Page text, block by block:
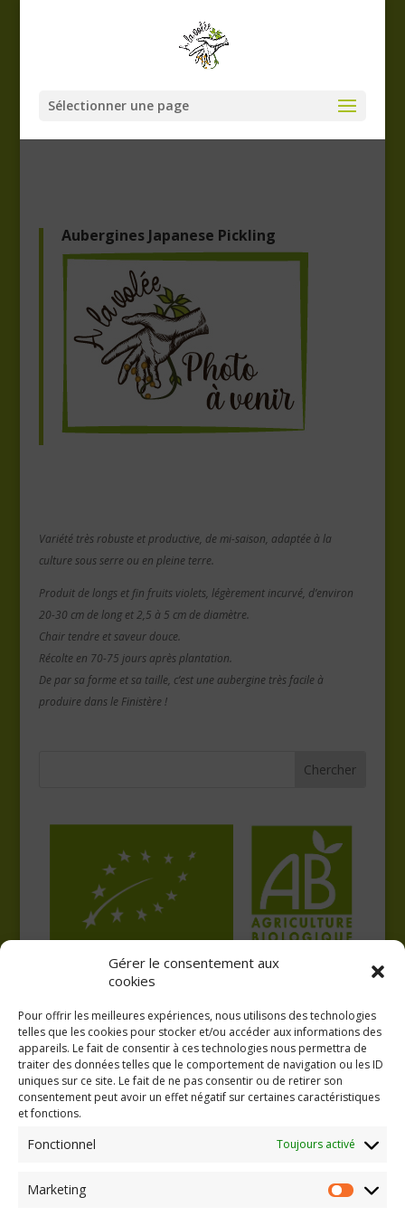
Gérer le consentement aux
cookies
Pour offrir les meilleures expériences, nous utilisons des technologies
telles que les cookies pour stocker et/ou accéder aux informations des
appareils. Le fait de consentir à ces technologies nous permettra de
traiter des données telles que le comportement de navigation ou les ID
uniques sur ce site. Le fait de ne pas consentir ou de retirer son
consentement peut avoir un effet négatif sur certaines caractéristiques
et fonctions.
Fonctionnel Toujours activé
Marketing Marketing
Sélectionner une page
Aubergines Japanese Pickling
Variété très robuste et productive, de mi-saison, adaptée à la
culture sous serre ou en pleine terre.
Produit de longs et fin fruits violets, légèrement incurvé, d’environ
20-30 cm de long et 2,5 à 5 cm de diamètre.
Chair tendre et saveur douce.
Récolte en 70-75 jours après plantation.
De par sa forme et sa taille, c’est une aubergine très facile à
produire dans le Finistère !
GAEC A la volée
Kergreach - Loperhet
06 65 62 84 25